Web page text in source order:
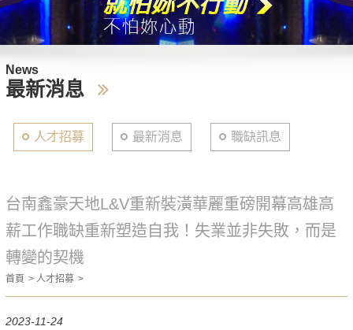
News
最新消息
人才招募 最新消息 職缺訊息
台南鑫豪天地L&V重新裝潢華麗重磅開幕高雄高
薪工作職缺重新塑造自我！失業並非失敗，而是
轉變的契機
首頁 人才招募
2023-11-24